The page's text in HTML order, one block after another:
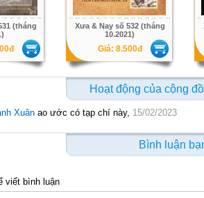
(tháng
Xưa & Nay số 532 (tháng
10.2021)
Giá: 8.500đ
Hoạt động của cộng
Xuân ao ước có tạp chí này, 15/02/2023
Bình luận
viết bình luận